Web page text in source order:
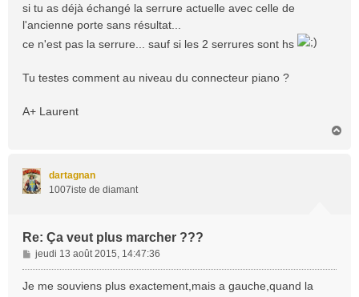
g
e
si tu as déjà échangé la serrure actuelle avec celle de
l'ancienne porte sans résultat...
ce n'est pas la serrure... sauf si les 2 serrures sont hs
Tu testes comment au niveau du connecteur piano ?
A+ Laurent
dartagnan
1007iste de diamant
Re: Ça veut plus marcher ???
M
e
jeudi 13 août 2015, 14:47:36
Je me souviens plus exactement,mais a gauche,quand la